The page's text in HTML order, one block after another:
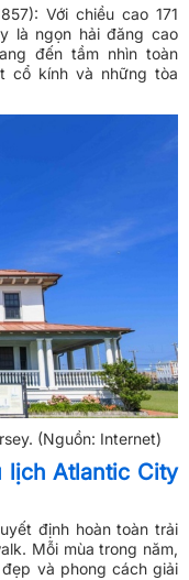
Với chiều cao 171
là ngọn hải đăng cao
đến tầm nhìn toàn
cổ kính và những tòa
(Nguồn: Internet)
lịch Atlantic City
định hoàn toàn trải
Mỗi mùa trong năm,
và phong cách giải